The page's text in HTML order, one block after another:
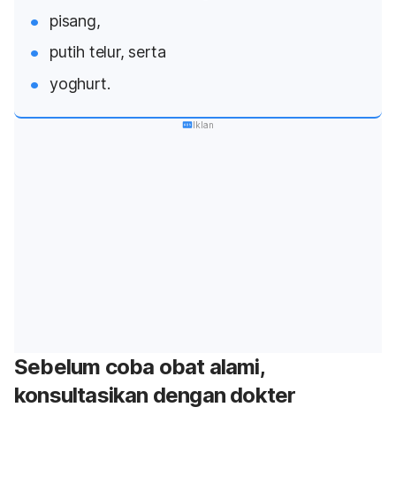
pisang,
putih telur, serta
yoghurt.
Iklan
Sebelum coba obat alami,
konsultasikan dengan dokter